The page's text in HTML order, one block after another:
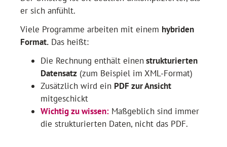
er sich anfühlt.
Viele Programme arbeiten mit einem hybriden
Format. Das heißt:
Die Rechnung enthält einenstrukturierten
Datensatz (zum Beispiel im XML-Format)
Zusätzlich wird ein PDF zur Ansicht
mitgeschickt
Wichtig zu wissen: Maßgeblich sind immer
die strukturierten Daten, nicht das PDF.